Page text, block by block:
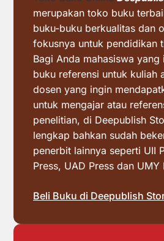
merupakan toko buku
buku-buku berkualitas dan
fokusnya untuk pendidikan
Bagi Anda mahasiswa yang
buku referensi untuk kuliah
dosen yang ingin
untuk mengajar atau
penelitian, di Deepublish
lengkap bahkan sudah
penerbit lainnya seperti UII
Press, UAD Press dan UMY
Beli Buku di Deepublish